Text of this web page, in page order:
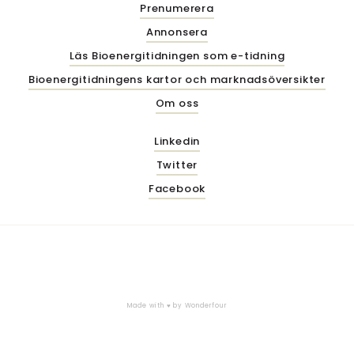
Prenumerera
Annonsera
Läs Bioenergitidningen som e-tidning
Bioenergitidningens kartor och marknadsöversikter
Om oss
Linkedin
Twitter
Facebook
Made with ♥ by Wonderfour